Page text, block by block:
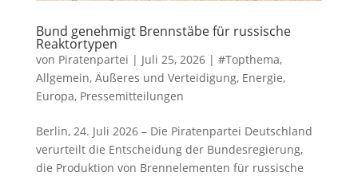
Bund genehmigt Brennstäbe für russische
Reaktortypen
von Piratenpartei | Juli 25, 2026| #Topthema,
Allgemein, Äußeres und Verteidigung, Energie,
Europa, Pressemitteilungen
Berlin, 24. Juli 2026 – Die Piratenpartei Deutschland
verurteilt die Entscheidung der Bundesregierung,
die Produktion von Brennelementen für russische